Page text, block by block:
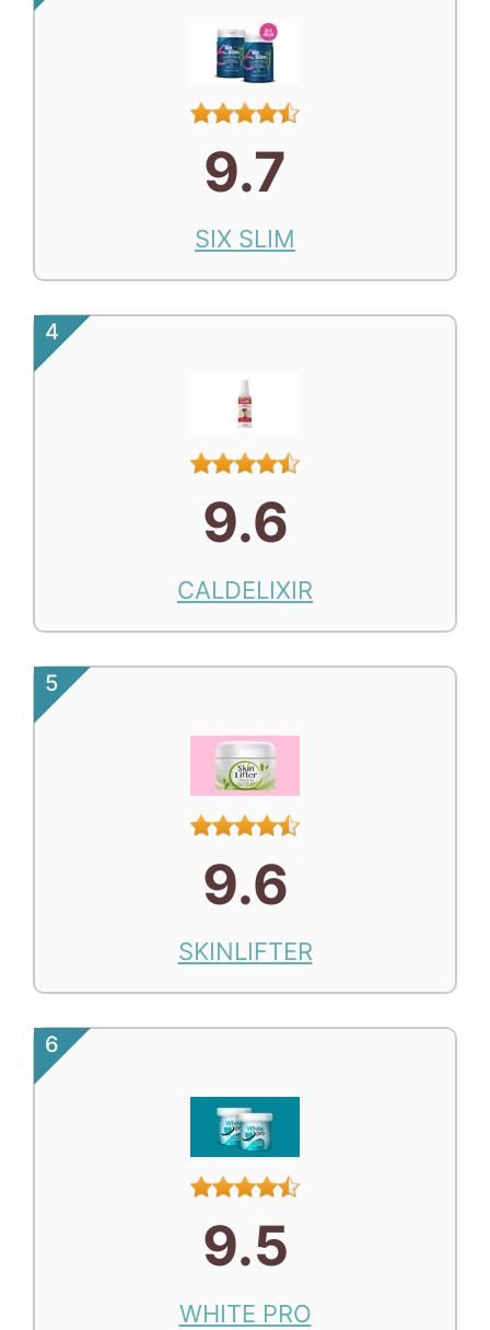
9.7
SIX SLIM
4
9.6
CALDELIXIR
5
9.6
SKINLIFTER
6
9.5
WHITE PRO